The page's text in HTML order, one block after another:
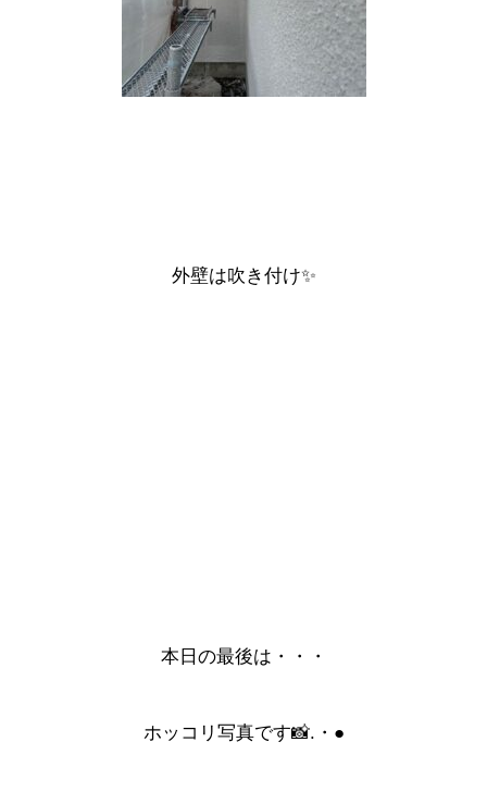
外壁は吹き付け✨
本日の最後は・・・
ホッコリ写真です📸.・●